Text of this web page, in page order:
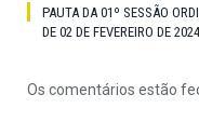
PAUTA DA 01º SESSÃO
DE 02 DE FEVEREIRO DE 2024
Os comentários estão